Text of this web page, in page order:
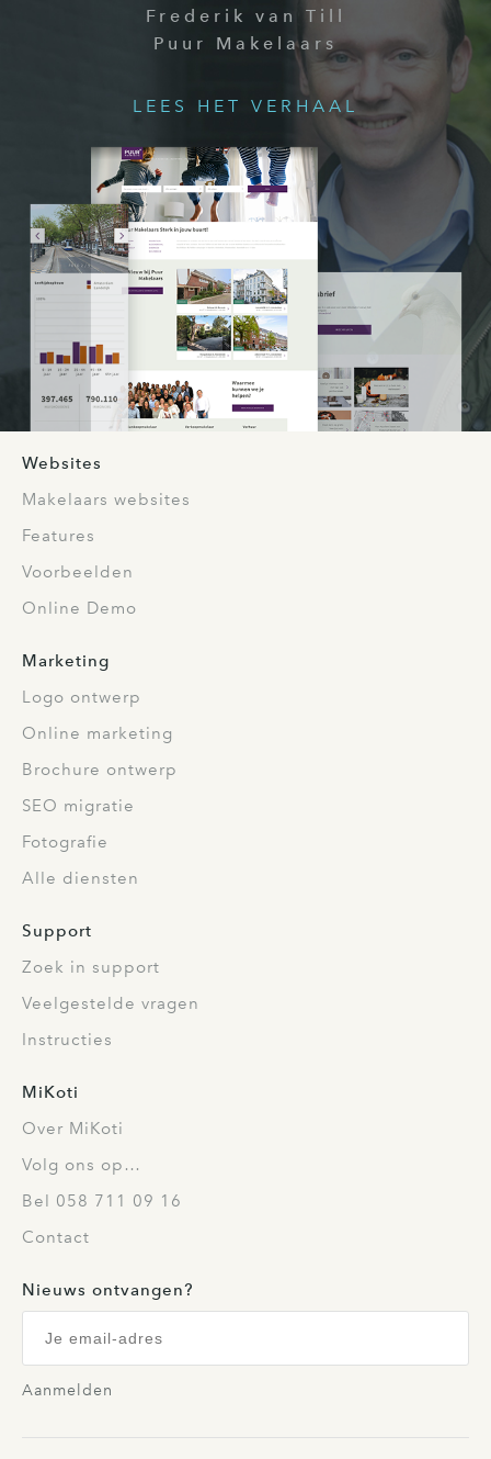
Frederik van Till
Puur Makelaars
LEES HET VERHAAL
Websites
Makelaars websites
Features
Voorbeelden
Online Demo
Marketing
Logo ontwerp
Online marketing
Brochure ontwerp
SEO migratie
Fotografie
Alle diensten
Support
Zoek in support
Veelgestelde vragen
Instructies
MiKoti
Over MiKoti
Volg ons op…
Bel 058 711 09 16
Contact
Nieuws ontvangen?
Aanmelden